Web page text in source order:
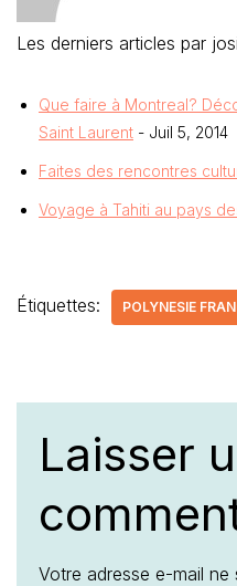
Les derniers articles par
Que faire à Montreal?
Saint Laurent - Juil 5, 2014
Faites des rencontres
Voyage à Tahiti au pays
Étiquettes: POLYNESIE
Laisser
Votre adresse e-mail ne